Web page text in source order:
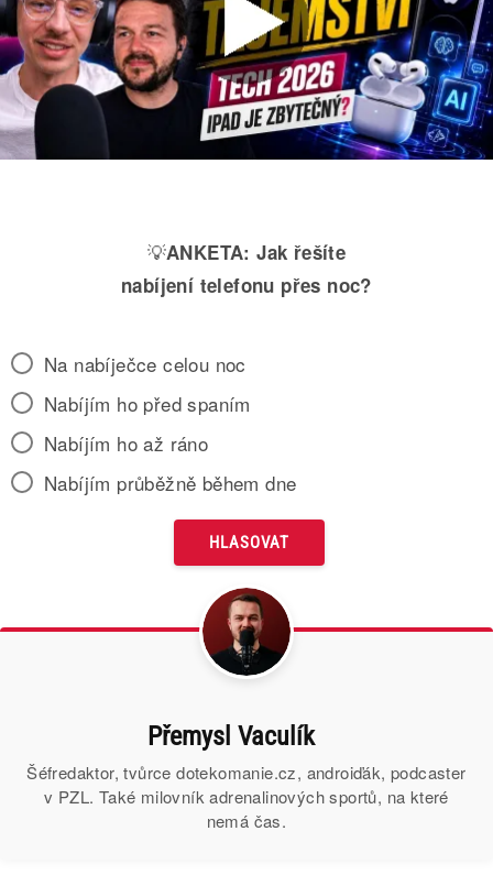
💡ANKETA: Jak řešíte
nabíjení telefonu přes noc?
Na nabíječce celou noc
Nabíjím ho před spaním
Nabíjím ho až ráno
Nabíjím průběžně během dne
Přemysl Vaculík
Šéfredaktor, tvůrce dotekomanie.cz, androiďák, podcaster
v PZL. Také milovník adrenalinových sportů, na které
nemá čas.